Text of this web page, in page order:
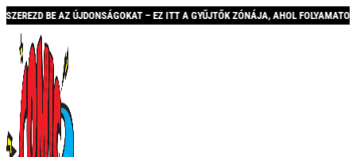
AZ ÚJDONSÁGOKAT – EZ ITT A GYŰJTŐK ZÓNÁJA, AHOL FOLYAMATOSAN